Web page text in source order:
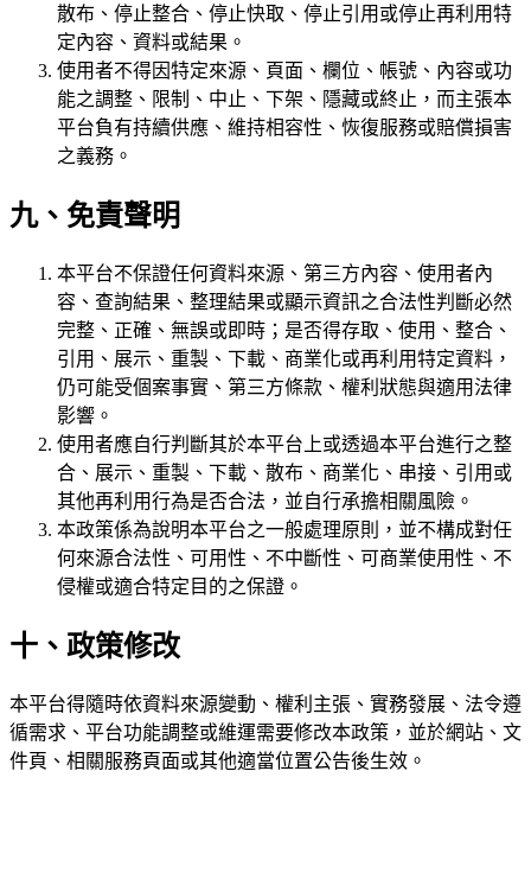
散布、停止整合、停止快取、停止引用或停止再利用特
定內容、資料或結果。
使用者不得因特定來源、頁面、欄位、帳號、內容或功
能之調整、限制、中止、下架、隱藏或終止，而主張本
平台負有持續供應、維持相容性、恢復服務或賠償損害
之義務。
九、免責聲明
本平台不保證任何資料來源、第三方內容、使用者內
容、查詢結果、整理結果或顯示資訊之合法性判斷必然
完整、正確、無誤或即時；是否得存取、使用、整合、
引用、展示、重製、下載、商業化或再利用特定資料，
仍可能受個案事實、第三方條款、權利狀態與適用法律
影響。
使用者應自行判斷其於本平台上或透過本平台進行之整
合、展示、重製、下載、散布、商業化、串接、引用或
其他再利用行為是否合法，並自行承擔相關風險。
本政策係為說明本平台之一般處理原則，並不構成對任
何來源合法性、可用性、不中斷性、可商業使用性、不
侵權或適合特定目的之保證。
十、政策修改
本平台得隨時依資料來源變動、權利主張、實務發展、法令遵
循需求、平台功能調整或維運需要修改本政策，並於網站、文
件頁、相關服務頁面或其他適當位置公告後生效。